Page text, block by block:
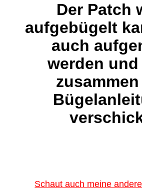
Der Patch
aufgebügelt
auch
werden
Schaut auch meine